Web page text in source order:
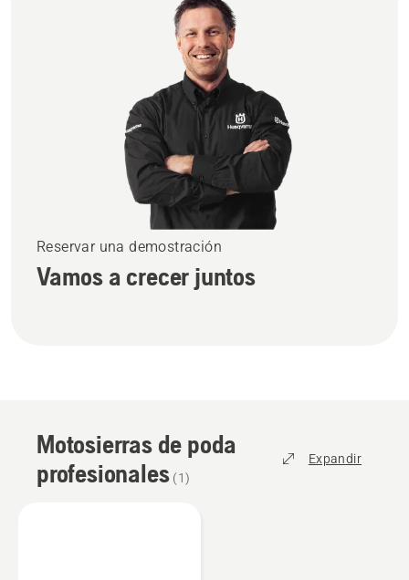
Reservar una demostración
Vamos a crecer juntos
Motosierras de poda
profesionales (1)
Expandir